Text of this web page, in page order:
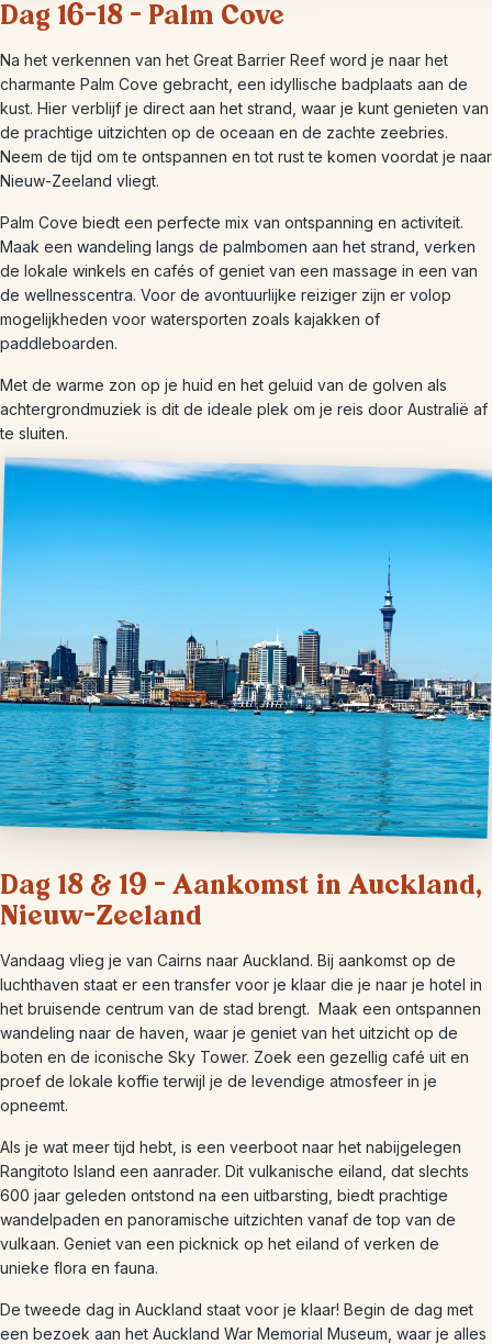
Dag 16-18 – Palm Cove
Na het verkennen van het Great Barrier Reef word je naar het
charmante Palm Cove gebracht, een idyllische badplaats aan de
kust. Hier verblijf je direct aan het strand, waar je kunt genieten van
de prachtige uitzichten op de oceaan en de zachte zeebries.
Neem de tijd om te ontspannen en tot rust te komen voordat je naar
Nieuw-Zeeland vliegt.
Palm Cove biedt een perfecte mix van ontspanning en activiteit.
Maak een wandeling langs de palmbomen aan het strand, verken
de lokale winkels en cafés of geniet van een massage in een van
de wellnesscentra. Voor de avontuurlijke reiziger zijn er volop
mogelijkheden voor watersporten zoals kajakken of
paddleboarden.
Met de warme zon op je huid en het geluid van de golven als
achtergrondmuziek is dit de ideale plek om je reis door Australië af
te sluiten.
Dag 18 & 19 – Aankomst in Auckland,
Nieuw-Zeeland
Vandaag vlieg je van Cairns naar Auckland. Bij aankomst op de
luchthaven staat er een transfer voor je klaar die je naar je hotel in
het bruisende centrum van de stad brengt. Maak een ontspannen
wandeling naar de haven, waar je geniet van het uitzicht op de
boten en de iconische Sky Tower. Zoek een gezellig café uit en
proef de lokale koffie terwijl je de levendige atmosfeer in je
opneemt.
Als je wat meer tijd hebt, is een veerboot naar het nabijgelegen
Rangitoto Island een aanrader. Dit vulkanische eiland, dat slechts
600 jaar geleden ontstond na een uitbarsting, biedt prachtige
wandelpaden en panoramische uitzichten vanaf de top van de
vulkaan. Geniet van een picknick op het eiland of verken de
unieke flora en fauna.
De tweede dag in Auckland staat voor je klaar! Begin de dag met
een bezoek aan het Auckland War Memorial Museum, waar je alles